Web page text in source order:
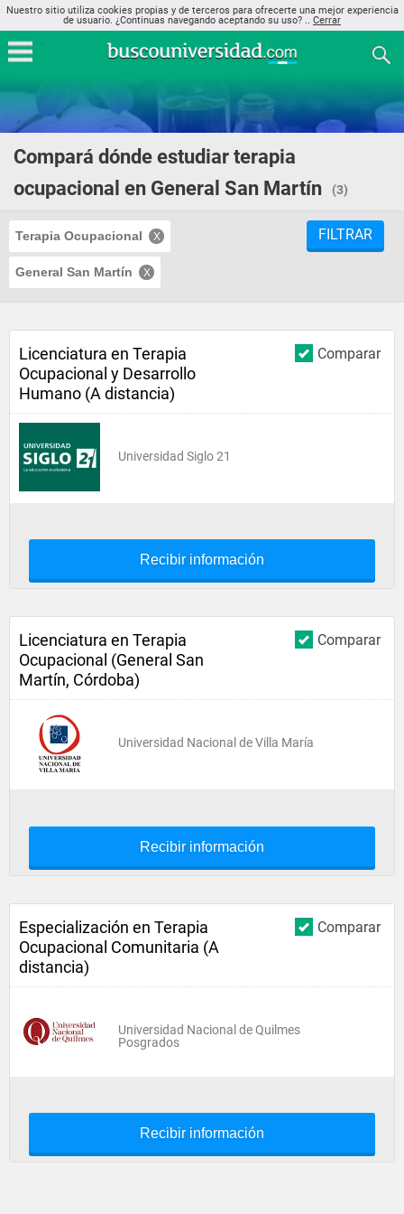
Nuestro sitio utiliza cookies propias y de terceros para ofrecerte una mejor experiencia
de usuario. ¿Continuas navegando aceptando su uso? .. Cerrar
Compará dónde estudiar terapia
ocupacional en General San Martín
(3)
Terapia Ocupacional
General San Martín
FILTRAR
Comparar
Licenciatura en Terapia
Ocupacional y Desarrollo
Humano (A distancia)
Universidad Siglo 21
Recibir información
Comparar
Licenciatura en Terapia
Ocupacional (General San
Martín, Córdoba)
Universidad Nacional de Villa María
Recibir información
Comparar
Especialización en Terapia
Ocupacional Comunitaria (A
distancia)
Universidad Nacional de Quilmes
Posgrados
Recibir información